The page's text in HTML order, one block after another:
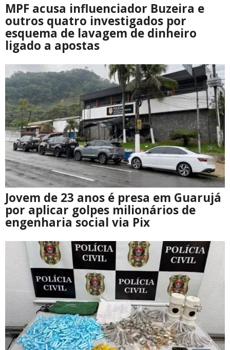
MPF acusa influenciador Buzeira e
outros quatro investigados por
esquema de lavagem de dinheiro
ligado a apostas
Jovem de 23 anos é presa em Guarujá
por aplicar golpes milionários de
engenharia social via Pix